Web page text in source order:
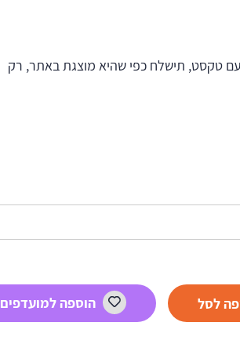
טקסט, תישלח כפי שהיא מוצגת באתר, רק
לסל הוספה למועדפים